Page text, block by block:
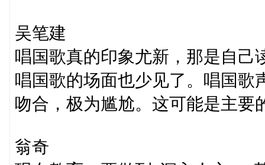
吴笔建
唱国歌真的印象尤新，那是自己
唱国歌的场面也少见了。唱国歌
吻合，极为尴尬。这可能是主要
翁奇